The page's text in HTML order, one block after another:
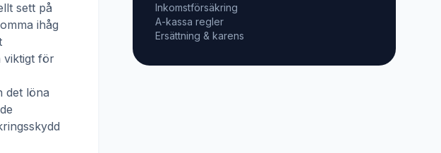
sett på
ihåg
viktigt för
det löna
Inkomstförsäkring
A-kassa regler
Ersättning & karens